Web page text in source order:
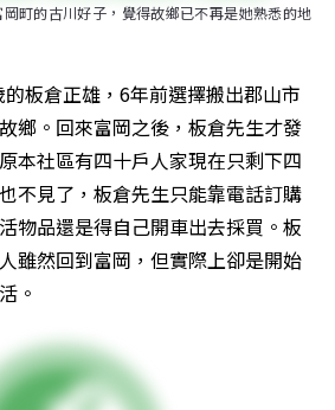
町的古川好子，覺得故鄉已不再是她熟悉的地
板倉正雄，6年前選擇搬出郡山市
鄉。回來富岡之後，板倉先生才發
本社區有四十戶人家現在只剩下四
不見了，板倉先生只能靠電話訂購
物品還是得自己開車出去採買。板
雖然回到富岡，但實際上卻是開始
。